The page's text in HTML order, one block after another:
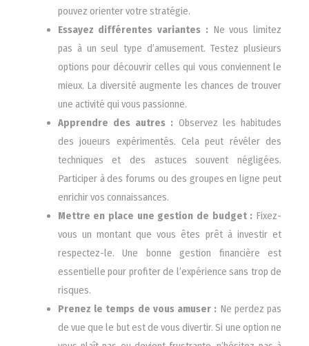
pouvez orienter votre stratégie.
Essayez différentes variantes :Ne vous limitez
pas à un seul type d’amusement. Testez plusieurs
options pour découvrir celles qui vous conviennent le
mieux. La diversité augmente les chances de trouver
une activité qui vous passionne.
Apprendre des autres : Observez les habitudes
des joueurs expérimentés. Cela peut révéler des
techniques et des astuces souvent négligées.
Participer à des forums ou des groupes en ligne peut
enrichir vos connaissances.
Mettre en place une gestion de budget : Fixez-
vous un montant que vous êtes prêt à investir et
respectez-le. Une bonne gestion financière est
essentielle pour profiter de l’expérience sans trop de
risques.
Prenez le temps de vous amuser : Ne perdez pas
de vue que le but est de vous divertir. Si une option ne